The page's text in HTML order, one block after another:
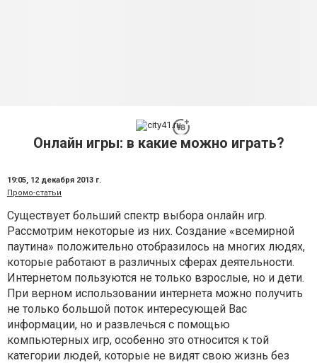
Онлайн игры: в какие можно играть?
19:05, 12 декабря 2013 г.
Промо-статьи
Существует больший спектр выбора онлайн игр.
Рассмотрим некоторые из них. Создание «всемирной
паутина» положительно отобразилось на многих людях,
которые работают в различных сферах деятельности.
Интернетом пользуются не только взрослые, но и дети.
При верном использовании интернета можно получить
не только большой поток интересующей Вас
информации, но и развлечься с помощью
компьютерных игр, особенно это относится к той
категории людей, которые не видят свою жизнь без